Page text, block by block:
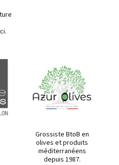
Grossiste BtoB en
olives et produits
méditerranéens
depuis 1987.